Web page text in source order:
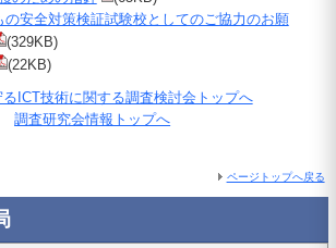
の安全対策検証試験校としてのご協力のお願
(329KB)
(22KB)
ICT技術に関する調査検討会トップへ
調査研究会情報トップへ
ページトップへ戻る